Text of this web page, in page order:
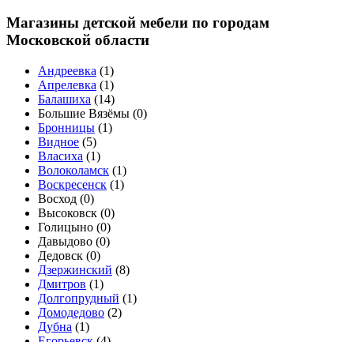
Магазины детской мебели по городам
Московской области
Андреевка (1)
Апрелевка (1)
Балашиха (14)
Большие Вязёмы (0)
Бронницы (1)
Видное (5)
Власиха (1)
Волоколамск (1)
Воскресенск (1)
Восход (0)
Высоковск (0)
Голицыно (0)
Давыдово (0)
Дедовск (0)
Дзержинский (8)
Дмитров (1)
Долгопрудный (1)
Домодедово (2)
Дубна (1)